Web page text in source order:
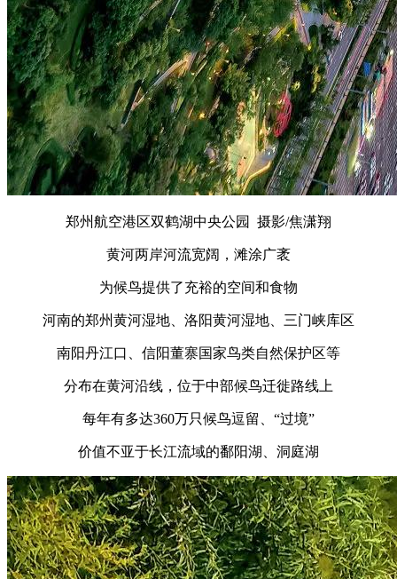
郑州航空港区双鹤湖中央公园 摄影/焦潇翔
黄河两岸河流宽阔，滩涂广袤
为候鸟提供了充裕的空间和食物
河南的郑州黄河湿地、洛阳黄河湿地、三门峡库区
南阳丹江口、信阳董寨国家鸟类自然保护区等
分布在黄河沿线，位于中部候鸟迁徙路线上
每年有多达360万只候鸟逗留、“过境”
价值不亚于长江流域的鄱阳湖、洞庭湖